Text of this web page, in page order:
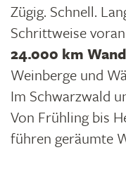
Zügig. Schnell.
Schrittweise
24.000 km
Weinberge und
Im Schwarzwald
Von Frühling bis
führen geräumte